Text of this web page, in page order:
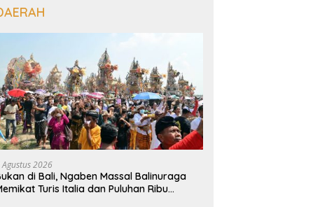
Agustus 2026
di Bali, Ngaben Massal Balinuraga
Turis Italia dan Puluhan Ribu